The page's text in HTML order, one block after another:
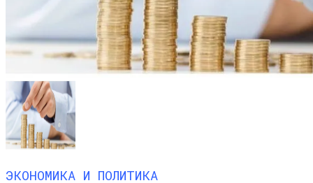
ЭКОНОМИКА И ПОЛИТИКА